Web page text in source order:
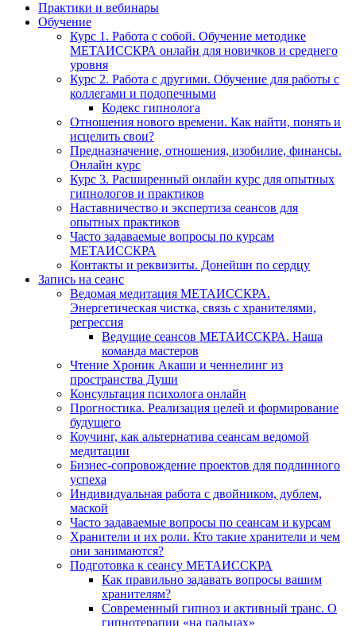
Практики и вебинары
Обучение
Курс 1. Работа с собой. Обучение методике
МЕТАИССКРА онлайн для новичков и среднего
уровня
Курс 2. Работа с другими. Обучение для работы с
коллегами и подопечными
Кодекс гипнолога
Отношения нового времени. Как найти, понять и
исцелить свои?
Предназначение, отношения, изобилие, финансы.
Онлайн курс
Курс 3. Расширенный онлайн курс для опытных
гипнологов и практиков
Наставничество и экспертиза сеансов для
опытных практиков
Часто задаваемые вопросы по курсам
МЕТАИССКРА
Контакты и реквизиты. Донейшн по сердцу
Запись на сеанс
Ведомая медитация МЕТАИССКРА.
Энергетическая чистка, связь с хранителями,
регрессия
Ведущие сеансов МЕТАИССКРА. Наша
команда мастеров
Чтение Хроник Акаши и ченнелинг из
пространства Души
Консультация психолога онлайн
Прогностика. Реализация целей и формирование
будущего
Коучинг, как альтернатива сеансам ведомой
медитации
Бизнес-сопровождение проектов для подлинного
успеха
Индивидуальная работа с двойником, дублем,
маской
Часто задаваемые вопросы по сеансам и курсам
Хранители и их роли. Кто такие хранители и чем
они занимаются?
Подготовка к сеансу МЕТАИССКРА
Как правильно задавать вопросы вашим
хранителям?
Современный гипноз и активный транс. О
гипнотерапии «на пальцах»